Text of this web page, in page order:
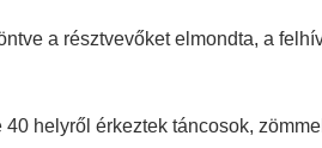
a résztvevőket elmondta, a
helyről érkeztek táncosok,